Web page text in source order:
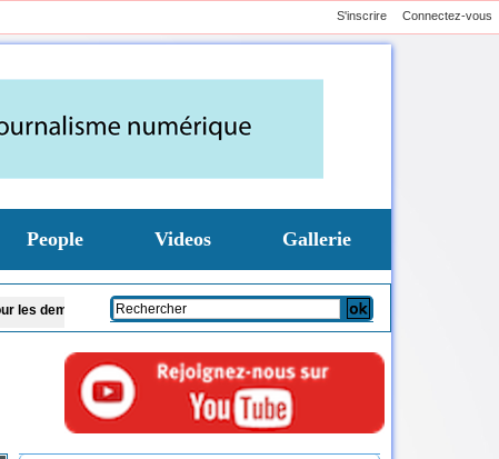
Connectez-vous
S'inscrire
People Videos Gallerie
Le chef du CENTCOM américain en visite en Israël pour discuter de l’Iran